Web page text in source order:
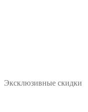
Эксклюзивные скидки